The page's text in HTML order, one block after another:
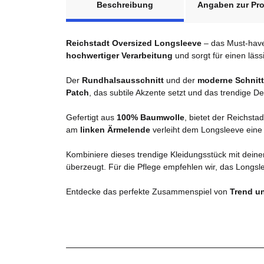
Beschreibung
Angaben zur
Reichstadt Oversized Longsleeve – das Must-
hochwertiger Verarbeitung und sorgt für einen
Der Rundhalsausschnitt und der moderne Schnitt
Patch , das subtile Akzente setzt und das trendige
Gefertigt aus 100% Baumwolle , bietet der
am linken Ärmelende verleiht dem Longsleeve
Kombiniere dieses trendige Kleidungsstück mit
überzeugt. Für die Pflege empfehlen wir, das
Entdecke das perfekte Zusammenspiel von Trend